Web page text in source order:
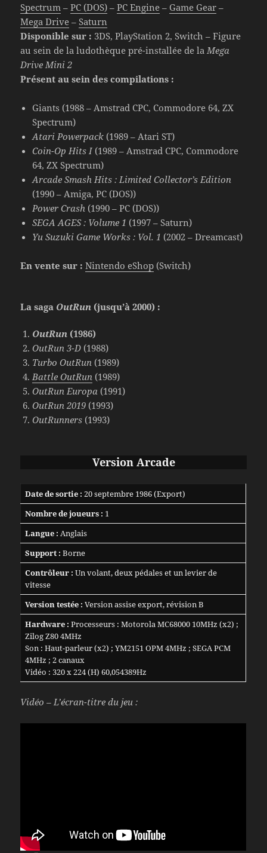
Spectrum –PC (DOS) –PC Engine – Game Gear –
Mega Drive –Saturn
Disponible sur : 3DS, PlayStation 2, Switch – Figure
au sein de la ludothèque pré-installée de la Mega
Drive Mini 2
Présent au sein des compilations :
Giants (1988 – Amstrad CPC, Commodore 64, ZX
Spectrum)
Atari Powerpack (1989 – Atari ST)
Coin-Op Hits I(1989 – Amstrad CPC, Commodore
64, ZX Spectrum)
Arcade Smash Hits : Limited Collector’s Edition
(1990 – Amiga, PC (DOS))
Power Crash (1990 – PC (DOS))
SEGA AGES : Volume 1 (1997 – Saturn)
Yu Suzuki Game Works : Vol. 1 (2002 – Dreamcast)
En vente sur : Nintendo eShop (Switch)
La saga OutRun (jusqu’à 2000) :
OutRun (1986)
OutRun 3-D (1988)
Turbo OutRun (1989)
Battle OutRun (1989)
OutRun Europa (1991)
OutRun 2019 (1993)
OutRunners (1993)
Version Arcade
Date de sortie : 20 septembre 1986 (Export)
Nombre de joueurs : 1
Langue : Anglais
Support : Borne
Contrôleur : Un volant, deux pédales et un levier de
vitesse
Version testée : Version assise export, révision B
Hardware : Processeurs : Motorola MC68000 10MHz (x2) ;
Zilog Z80 4MHz
Son : Haut-parleur (x2) ; YM2151 OPM 4MHz ; SEGA PCM
4MHz ; 2 canaux
Vidéo : 320 x 224 (H) 60,054389Hz
Vidéo – L’écran-titre du jeu :